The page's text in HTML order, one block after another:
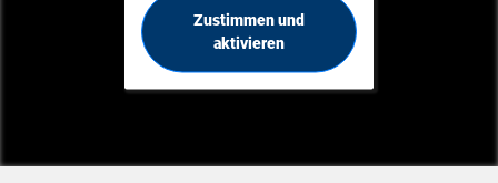
Zustimmen und
aktivieren